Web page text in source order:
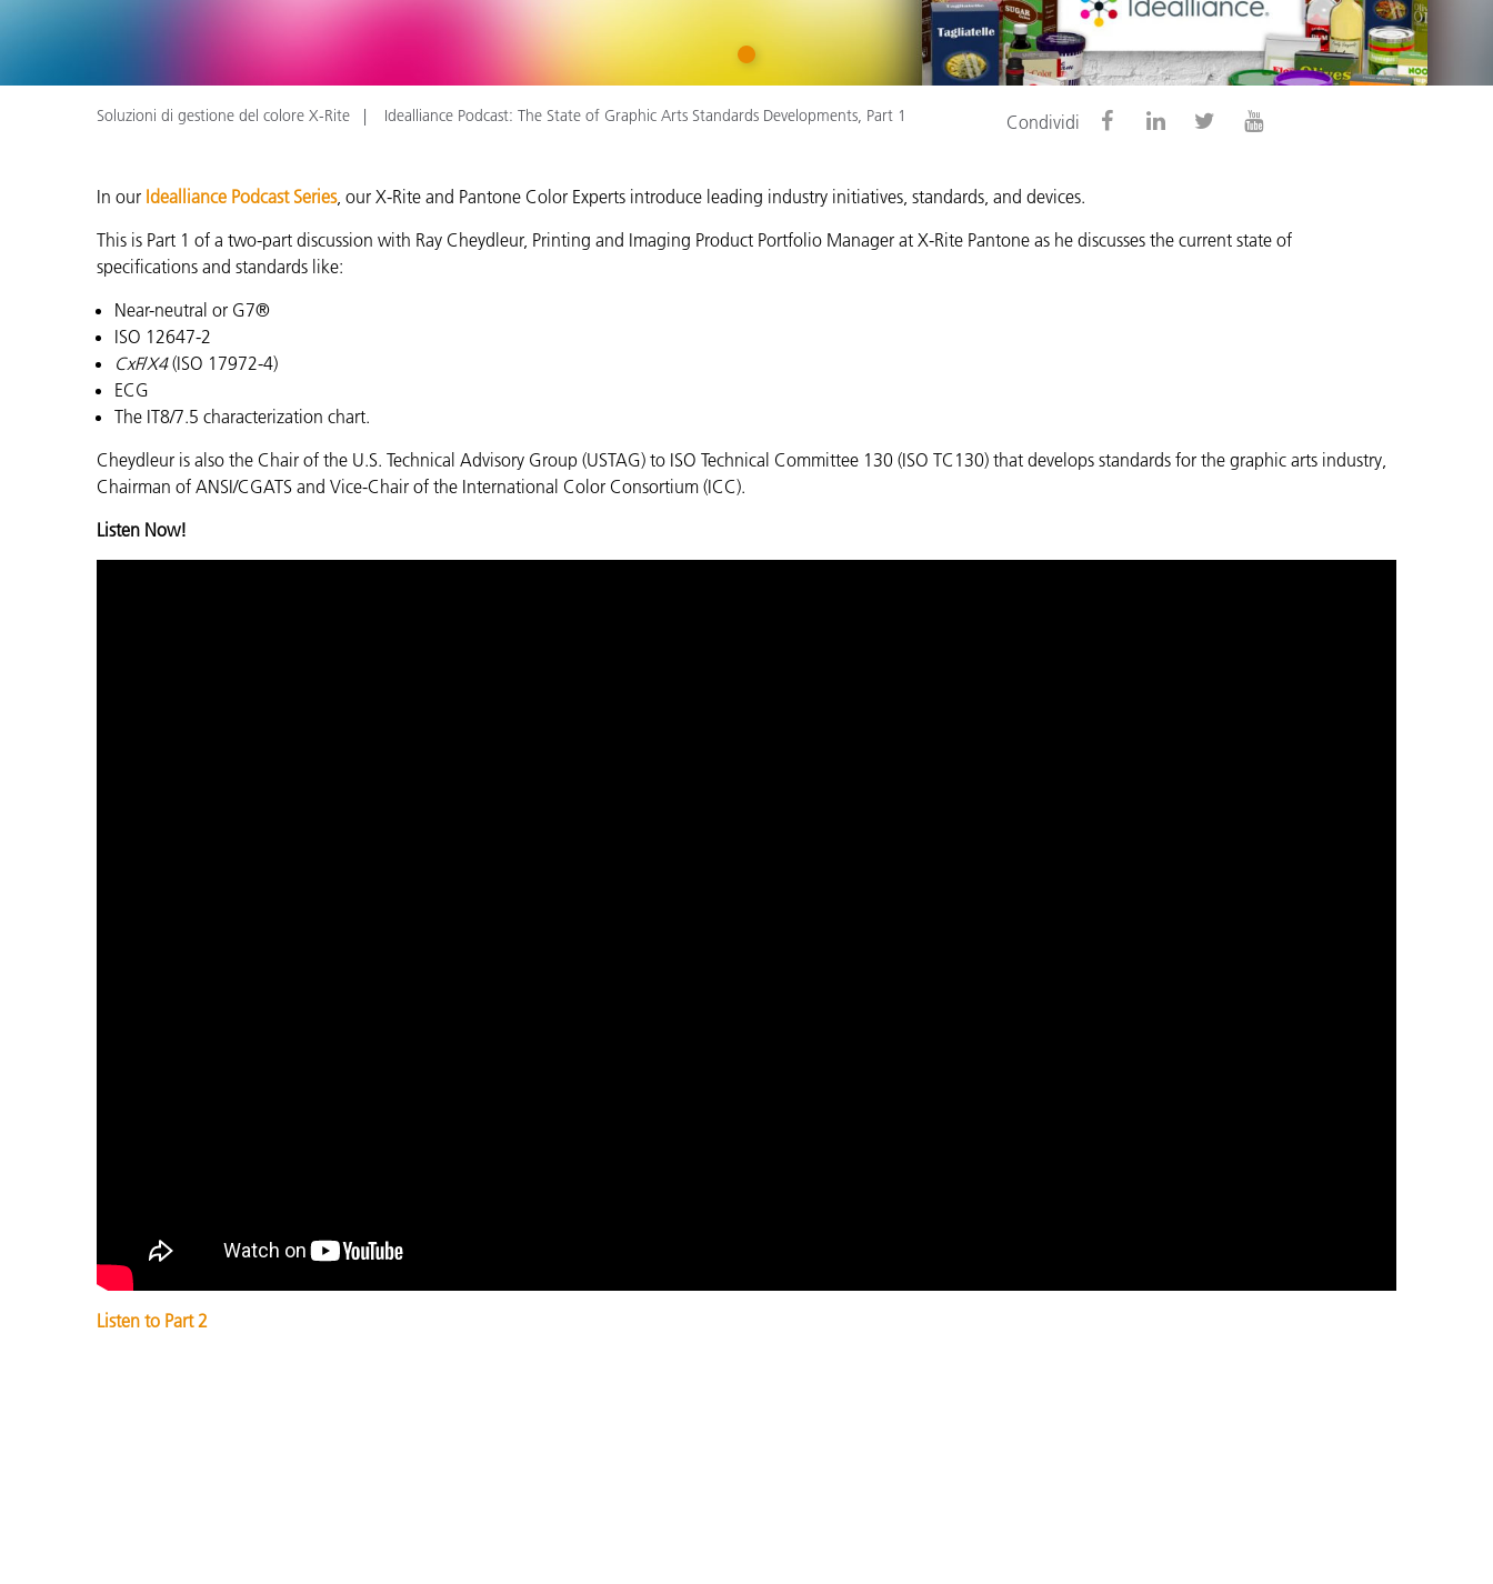
Carta
Materiali per l’edilizia
1
Soluzioni di gestione del colore X-Rite Idealliance Podcast: The State of Graphic Arts Standards Developments, Part 1 Condividi
In our Idealliance Podcast Series, our X-Rite and Pantone Color Experts introduce leading industry initiatives, standards, and devices.
This is Part 1 of a two-part discussion with Ray Cheydleur, Printing and Imaging Product Portfolio Manager at X-Rite Pantone as he discusses the current state of
specifications and standards like:
Near-neutral or G7®
ISO 12647-2
CxF/X4(ISO 17972-4)
ECG
The IT8/7.5 characterization chart.
Cheydleur is also the Chair of the U.S. Technical Advisory Group (USTAG) to ISO Technical Committee 130 (ISO TC130) that develops standards for the graphic arts industry,
Chairman of ANSI/CGATS and Vice-Chair of the International Color Consortium (ICC).
Listen Now!
Listen to Part 2